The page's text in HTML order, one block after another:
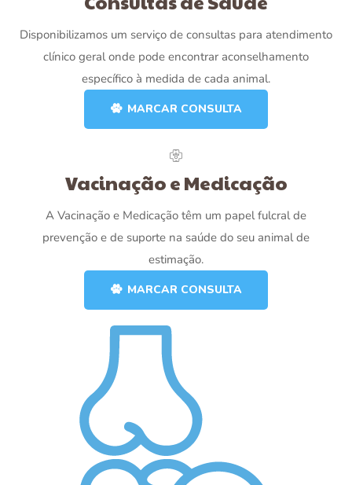
Disponibilizamos um serviço de consultas para atendimento
clínico geral onde pode encontrar aconselhamento
específico à medida de cada animal.
MARCAR CONSULTA
Vacinação e Medicação
A Vacinação e Medicação têm um papel fulcral de
prevenção e de suporte na saúde do seu animal de
estimação.
MARCAR CONSULTA